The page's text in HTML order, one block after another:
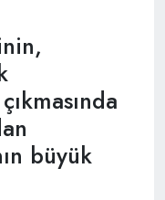
büyük